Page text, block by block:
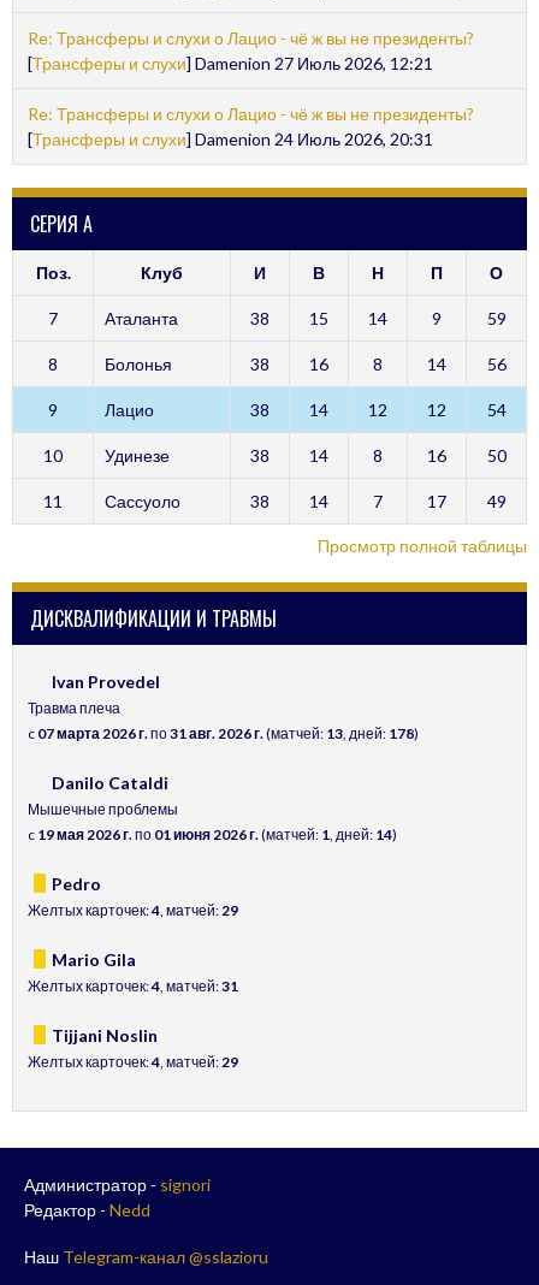
Re: Трансферы и слухи о Лацио - чё ж вы не президенты?
[Трансферы и слухи] Damenion 27 Июль 2026, 12:21
Re: Трансферы и слухи о Лацио - чё ж вы не президенты?
[Трансферы и слухи] Damenion 24 Июль 2026, 20:31
СЕРИЯ А
Поз. Клуб И В Н П О
7 Аталанта 38 15 14 9 59
8 Болонья 38 16 8 14 56
9 Лацио 38 14 12 12 54
10 Удинезе 38 14 8 16 50
11 Сассуоло 38 14 7 17 49
Просмотр полной таблицы
ДИСКВАЛИФИКАЦИИ И ТРАВМЫ
Ivan Provedel
Травма плеча
c 07 марта 2026 г.по31 авг. 2026 г.(матчей: 13, дней: 178)
Danilo Cataldi
Мышечные проблемы
c 19 мая 2026 г.по 01 июня 2026 г.(матчей: 1, дней: 14)
Pedro
Желтых карточек:4, матчей:29
Mario Gila
Желтых карточек:4, матчей:31
Tijjani Noslin
Желтых карточек:4, матчей:29
Администратор - signori
Редактор - Nedd
Наш Telegram-канал @sslazioru